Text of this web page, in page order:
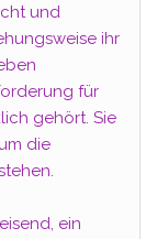
und
ihr
für
gehört. Sie
die
ein